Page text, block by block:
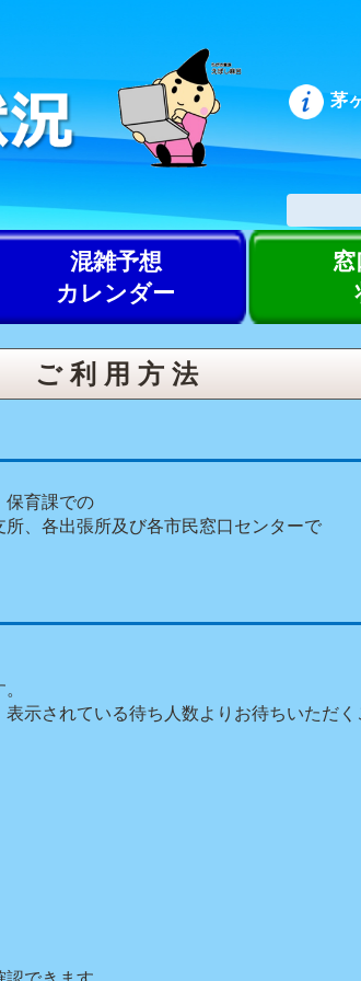
茅
混雑予想
カレンダー
窓
ご 利 用 方 法
保育課での
、各出張所及び各市民窓口センターで
示されている待ち人数よりお待ちいただく